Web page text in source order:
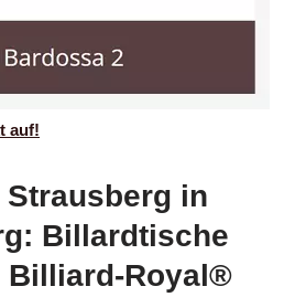
auf!
in
Billardtische
Billiard-Royal®